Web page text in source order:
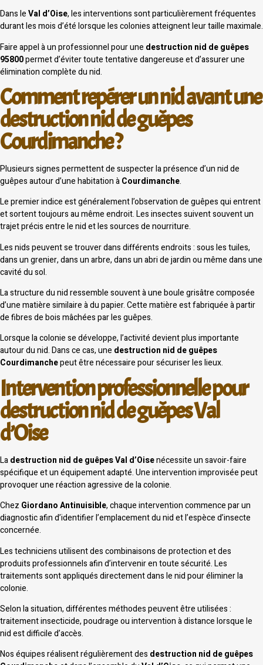
Dans leVal d’Oise, les interventions sont particulièrement fréquentes
durant les mois d’été lorsque les colonies atteignent leur taille maximale.
Faire appel à un professionnel pour une destruction nid de guêpes
95800permet d’éviter toute tentative dangereuse et d’assurer une
élimination complète du nid.
Comment repérer un nid avant une
destruction nid de guêpes
Courdimanche ?
Plusieurs signes permettent de suspecter la présence d’un nid de
guêpes autour d’une habitation àCourdimanche.
Le premier indice est généralement l’observation de guêpes qui entrent
et sortent toujours au même endroit. Les insectes suivent souvent un
trajet précis entre le nid et les sources de nourriture.
Les nids peuvent se trouver dans différents endroits : sous les tuiles,
dans un grenier, dans un arbre, dans un abri de jardin ou même dans une
cavité du sol.
La structure du nid ressemble souvent à une boule grisâtre composée
d’une matière similaire à du papier. Cette matière est fabriquée à partir
de fibres de bois mâchées par les guêpes.
Lorsque la colonie se développe, l’activité devient plus importante
autour du nid. Dans ce cas, une destruction nid de guêpes
Courdimanchepeut être nécessaire pour sécuriser les lieux.
Intervention professionnelle pour
destruction nid de guêpes Val
d’Oise
Ladestruction nid de guêpes Val d’Oisenécessite un savoir-faire
spécifique et un équipement adapté. Une intervention improvisée peut
provoquer une réaction agressive de la colonie.
Chez Giordano Antinuisible, chaque intervention commence par un
diagnostic afin d’identifier l’emplacement du nid et l’espèce d’insecte
concernée.
Les techniciens utilisent des combinaisons de protection et des
produits professionnels afin d’intervenir en toute sécurité. Les
traitements sont appliqués directement dans le nid pour éliminer la
colonie.
Selon la situation, différentes méthodes peuvent être utilisées :
traitement insecticide, poudrage ou intervention à distance lorsque le
nid est difficile d’accès.
Nos équipes réalisent régulièrement des destruction nid de guêpes